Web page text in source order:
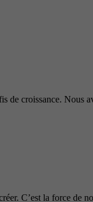
de croissance. Nous
C’est la force de